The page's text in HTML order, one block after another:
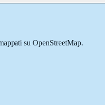
su OpenStreetMap.